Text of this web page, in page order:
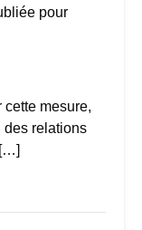
pour
mesure,
des relations